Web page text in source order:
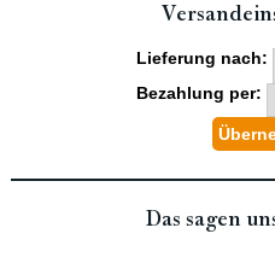
Lieferung nach:
Bezahlung per:
Das sagen